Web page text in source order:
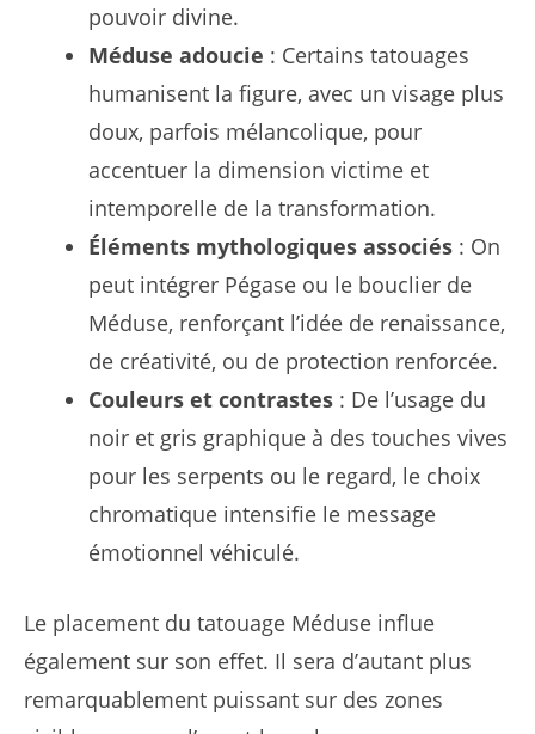
pouvoir divine.
Méduse adoucie : Certains tatouages
humanisent la figure, avec un visage plus
doux, parfois mélancolique, pour
accentuer la dimension victime et
intemporelle de la transformation.
Éléments mythologiques associés : On
peut intégrer Pégase ou le bouclier de
Méduse, renforçant l’idée de renaissance,
de créativité, ou de protection renforcée.
Couleurs et contrastes : De l’usage du
noir et gris graphique à des touches vives
pour les serpents ou le regard, le choix
chromatique intensifie le message
émotionnel véhiculé.
Le placement du tatouage Méduse influe
également sur son effet. Il sera d’autant plus
remarquablement puissant sur des zones